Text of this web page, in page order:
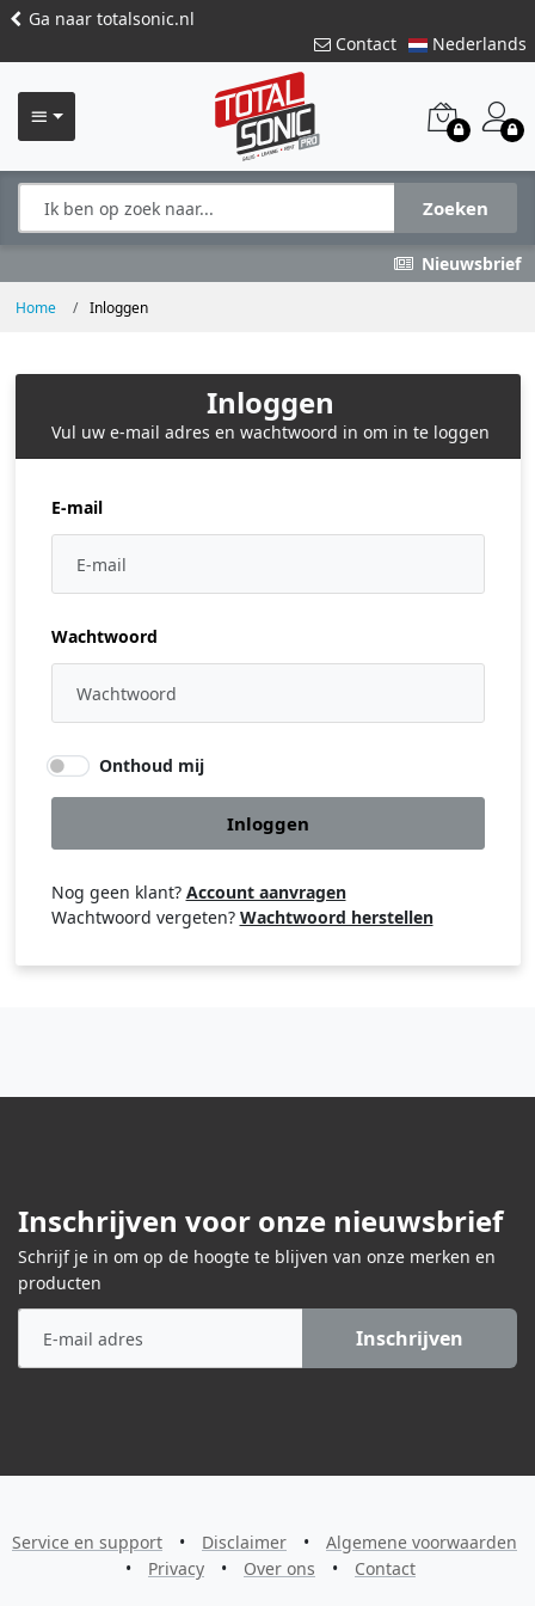
Ga naar totalsonic.nl
Contact
Nederlands
Zoeken
Nieuwsbrief
Home Inloggen
Inloggen
Vul uw e-mail adres en wachtwoord in om in te loggen
E-mail
Wachtwoord
Onthoud mij
Inloggen
Nog geen klant? Account aanvragen
Wachtwoord vergeten? Wachtwoord herstellen
Inschrijven voor onze nieuwsbrief
Schrijf je in om op de hoogte te blijven van onze merken en
producten
Inschrijven
Service en support • Disclaimer •
Algemene voorwaarden
•
Privacy • Over ons •
Contact